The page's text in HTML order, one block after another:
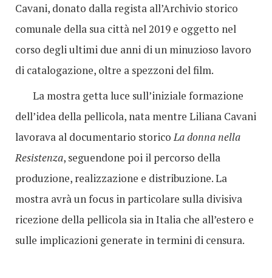
Cavani, donato dalla regista all’Archivio storico
comunale della sua città nel 2019 e oggetto nel
corso degli ultimi due anni di un minuzioso lavoro
di catalogazione, oltre a spezzoni del film.
La mostra getta luce sull’iniziale formazione
dell’idea della pellicola, nata mentre Liliana Cavani
lavorava al documentario storicoLa donna nella
Resistenza, seguendone poi il percorso della
produzione, realizzazione e distribuzione. La
mostra avrà un focus in particolare sulla divisiva
ricezione della pellicola sia in Italia che all’estero e
sulle implicazioni generate in termini di censura.